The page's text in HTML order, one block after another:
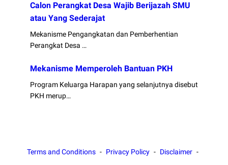
Calon Perangkat Desa Wajib Berijazah SMU
atau Yang Sederajat
Mekanisme Pengangkatan dan Pemberhentian
Perangkat Desa …
Mekanisme Memperoleh Bantuan PKH
Program Keluarga Harapan yang selanjutnya disebut
PKH merup…
Terms and Conditions Privacy Policy
Disclaimer